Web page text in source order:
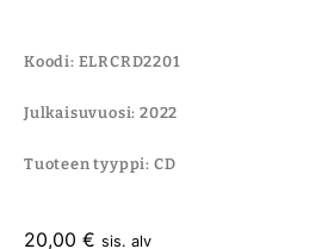
Koodi: ELRCRD2201
Julkaisuvuosi: 2022
Tuoteen tyyppi: CD
20,00 € sis. alv